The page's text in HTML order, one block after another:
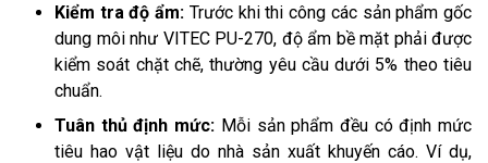
Kiểm tra độ ẩm: Trước khi thi công các sản phẩm gốc
dung môi như VITEC PU-270, độ ẩm bề mặt phải được
kiểm soát chặt chẽ, thường yêu cầu dưới 5% theo tiêu
chuẩn.
Tuân thủ định mức: Mỗi sản phẩm đều có định mức
tiêu hao vật liệu do nhà sản xuất khuyến cáo. Ví dụ,